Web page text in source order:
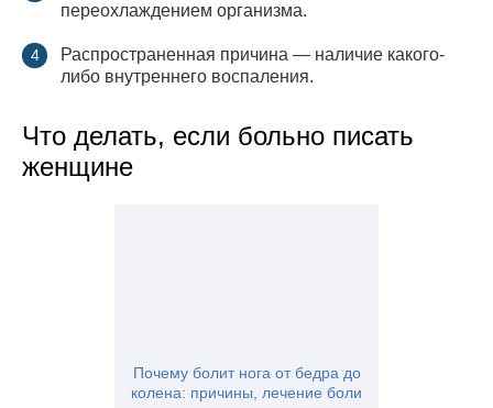
переохлаждением организма.
Распространенная причина — наличие какого-
либо внутреннего воспаления.
Что делать, если больно писать
женщине
Почему болит нога от бедра до
колена: причины, лечение боли